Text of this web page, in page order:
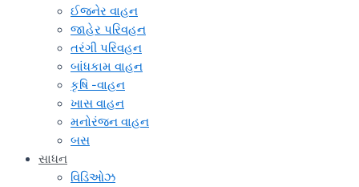
ઈજનેર વાહન
જાહેર પરિવહન
તરંગી પરિવહન
બાંધકામ વાહન
કૃષિ -વાહન
ખાસ વાહન
મનોરંજન વાહન
બસ
સાધન
વિડિઓઝ